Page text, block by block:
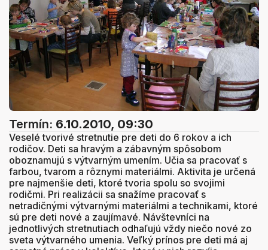
Termín: 6.10.2010, 09:30
Veselé tvorivé stretnutie pre deti do 6 rokov a ich
rodičov. Deti sa hravým a zábavným spôsobom
oboznamujú s výtvarným umením. Učia sa pracovať s
farbou, tvarom a rôznymi materiálmi. Aktivita je určená
pre najmenšie deti, ktoré tvoria spolu so svojimi
rodičmi. Pri realizácii sa snažíme pracovať s
netradičnými výtvarnými materiálmi a technikami, ktoré
sú pre deti nové a zaujímavé. Návštevníci na
jednotlivých stretnutiach odhaľujú vždy niečo nové zo
sveta výtvarného umenia. Veľký prínos pre deti má aj